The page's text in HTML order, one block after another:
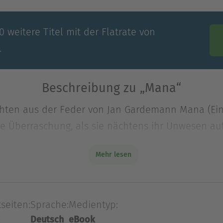
weitere Titel mit der Flatrate von
Beschreibung zu „Mana“
aus der Feder von Jan Gardemann Mana
Überraschung, als sie nächtens ihr Unwesen
aus der Feder von Jan Gardemann Mana
Mehr lesen
Sprache:
Deutsch
Medientyp:
eBook